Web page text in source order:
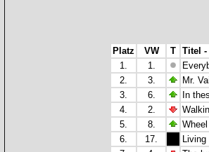
Platz VW T Titel -
1.
1.
2.
3.
Mr.
3.
6.
In
4.
2.
5.
8.
6.
17.